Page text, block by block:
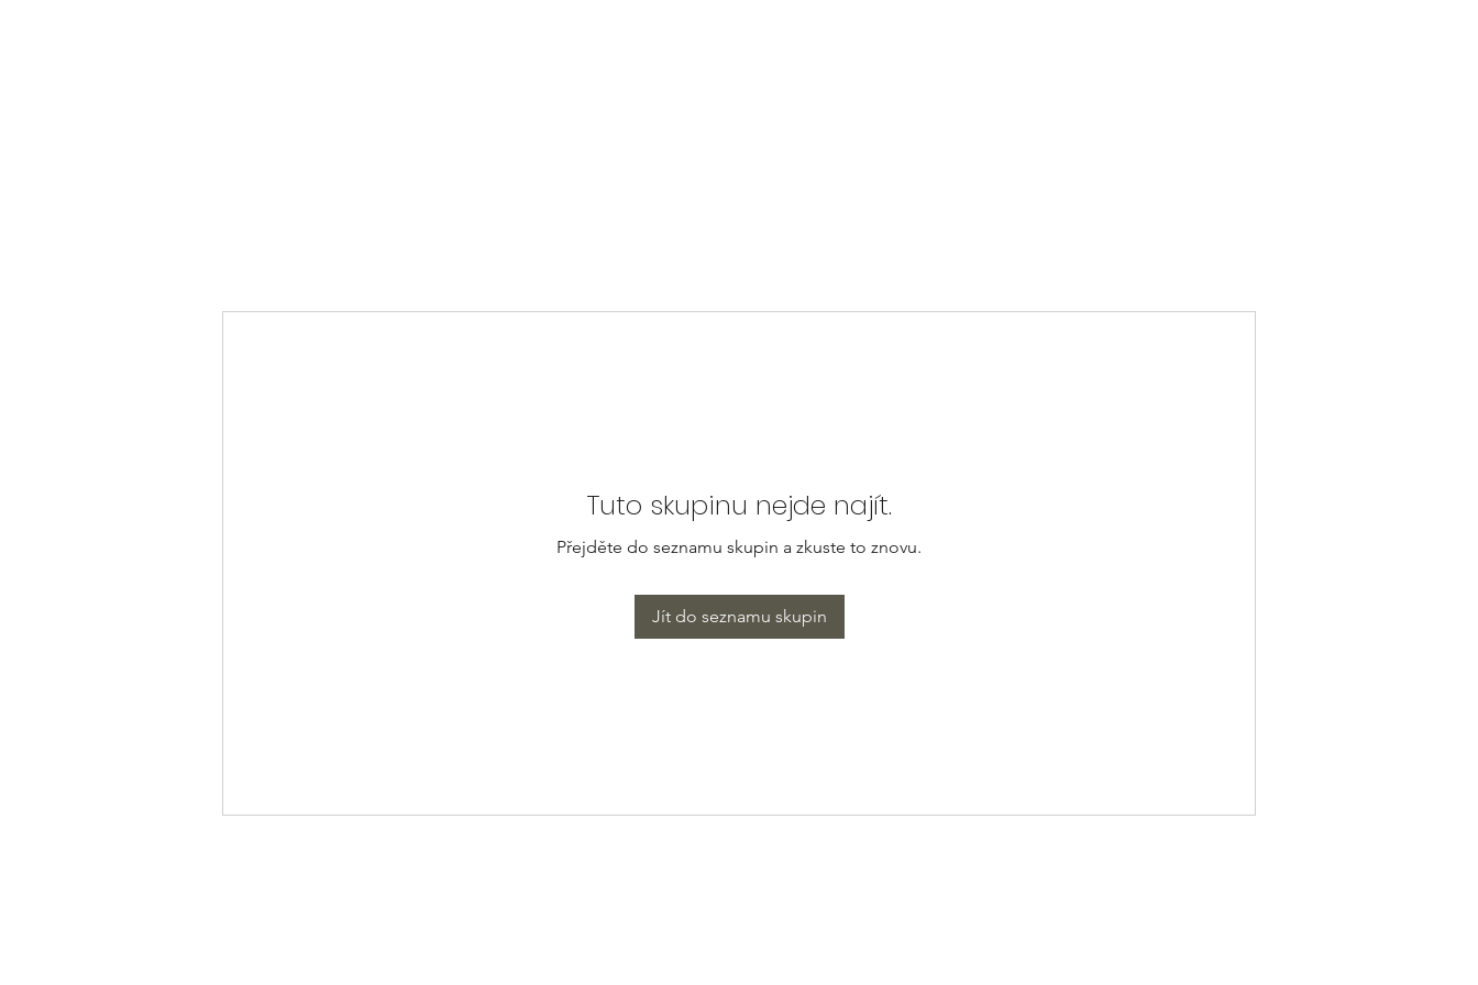
Tuto skupinu nejde najít.
Přejděte do seznamu skupin a zkuste to znovu.
Jít do seznamu skupin